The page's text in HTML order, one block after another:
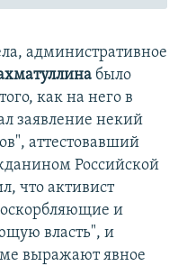
административное
было
как на него в
заявление некий
аттестовавший
Российской
что активист
оскорбляющие и
власть", и
выражают явное